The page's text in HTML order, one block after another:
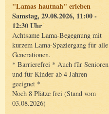
"Lamas hautnah" erleben
Samstag, 29.08.2026, 11:00 -
12:30 Uhr
Achtsame Lama-Begegnung mit
kurzem Lama-Spaziergang für alle
Generationen.
* Barrierefrei * Auch für Senioren
und für Kinder ab 4 Jahren
geeignet *
Noch 8 Plätze frei (Stand vom
03.08.2026)